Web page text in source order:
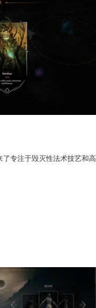
了专注于毁灭性法术技艺和高